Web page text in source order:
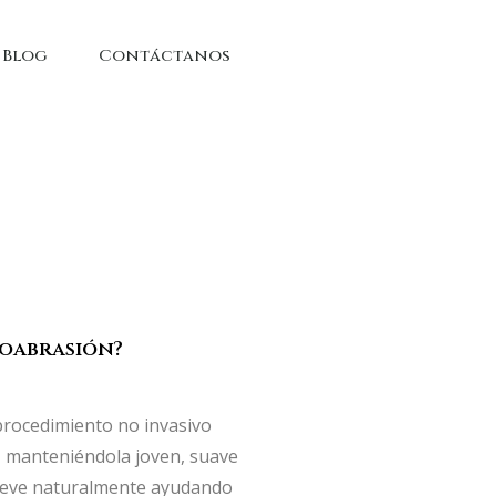
Blog Contáctanos
no invasivo
joven, suave
naturalmente ayudando